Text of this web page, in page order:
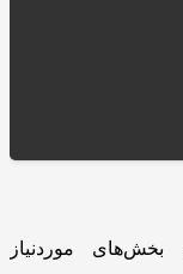
بخش‌های موردنیاز